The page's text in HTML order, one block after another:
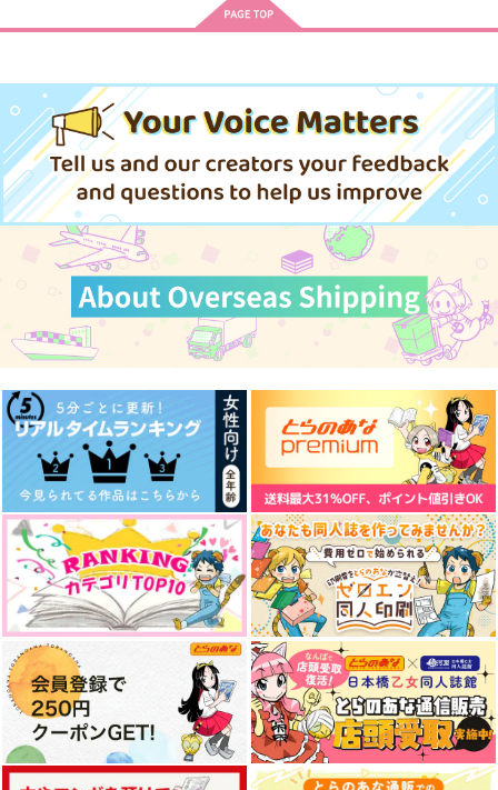
水の上での過ごし方
たまご屋
（税込）
ヌヴィレット×リオセスリ
サンプル
787 （税込）
煉獄杏寿郎×冨岡義勇
サンプル
帰ってきたエロ漫画家
のりちんぽ先生
g-rough
330円 （税込）
花京院典明
サンプル
MISSION NO.14106
はれのちぽれぽれ
787円 （税込）
マックス×カート
図解でわかる！カンタ
ンおべめし！ミニオベ
ロンめし
No.955 Dream eyes
787円（税込）
オベロン
イカヅチ
No.955 Dream eyes
629円（税込）
ぐだ男×オベロン
キスで死にな
専売 787円（税込）
ジョジョの奇妙な冒険
空条承太郎×花京院典明
サンプル
カート
泣くこともできない星
1,100
ジョジョの奇妙な冒険
空条承太郎×花京院典明
サンプル
カート